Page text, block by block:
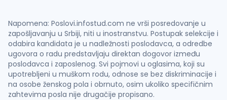
Napomena: Poslovi.infostud.com ne vrši posredovanje u
zapošljavanju u Srbiji, niti u inostranstvu. Postupak selekcije i
odabira kandidata je u nadležnosti poslodavca, a odredbe
ugovora o radu predstavljaju direktan dogovor između
poslodavca i zaposlenog. Svi pojmovi u oglasima, koji su
upotrebljeni u muškom rodu, odnose se bez diskriminacije i
na osobe ženskog pola i obrnuto, osim ukoliko specifičnim
zahtevima posla nije drugačije propisano.